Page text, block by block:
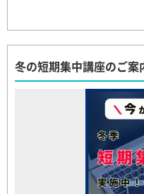
冬の短期集中講座のご案